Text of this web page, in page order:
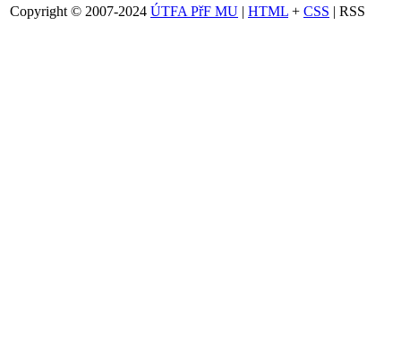
Copyright © 2007-2024 ÚTFA PřF MU | HTML + CSS | RSS